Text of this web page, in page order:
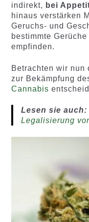
indirekt, bei
hinaus verstärken
Geruchs- und
bestimmte
empfinden.
Betrachten wir nun
zur Bekämpfung
Cannabis
Lesen sie auch:
Legalisierung